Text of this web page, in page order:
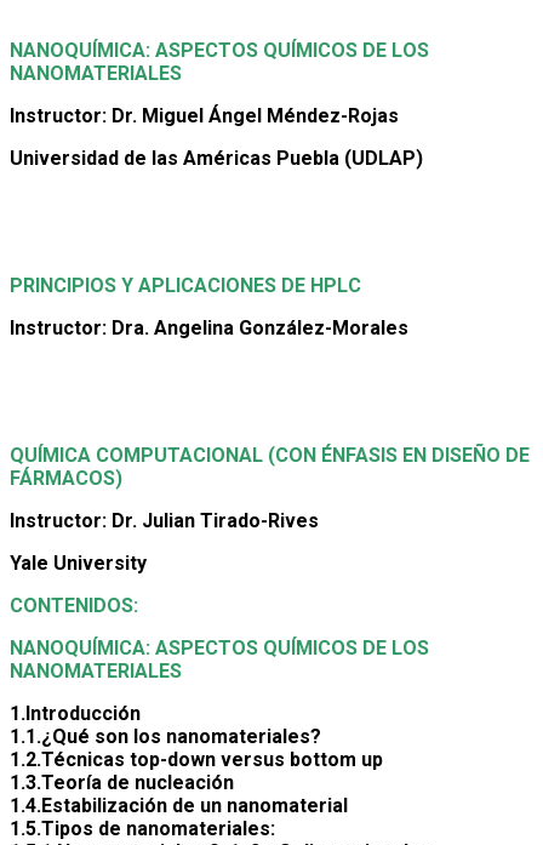
NANOQUÍMICA: ASPECTOS QUÍMICOS DE LOS
NANOMATERIALES
Instructor: Dr. Miguel Ángel Méndez-Rojas
Universidad de las Américas Puebla (UDLAP)
PRINCIPIOS Y APLICACIONES DE HPLC
Instructor: Dra. Angelina González-Morales
QUÍMICA COMPUTACIONAL (CON ÉNFASIS EN DISEÑO DE
FÁRMACOS)
Instructor: Dr. Julian Tirado-Rives
Yale University
CONTENIDOS:
NANOQUÍMICA: ASPECTOS QUÍMICOS DE LOS
NANOMATERIALES
1.Introducción
1.1.¿Qué son los nanomateriales?
1.2.Técnicas top-down versus bottom up
1.3.Teoría de nucleación
1.4.Estabilización de un nanomaterial
1.5.Tipos de nanomateriales: